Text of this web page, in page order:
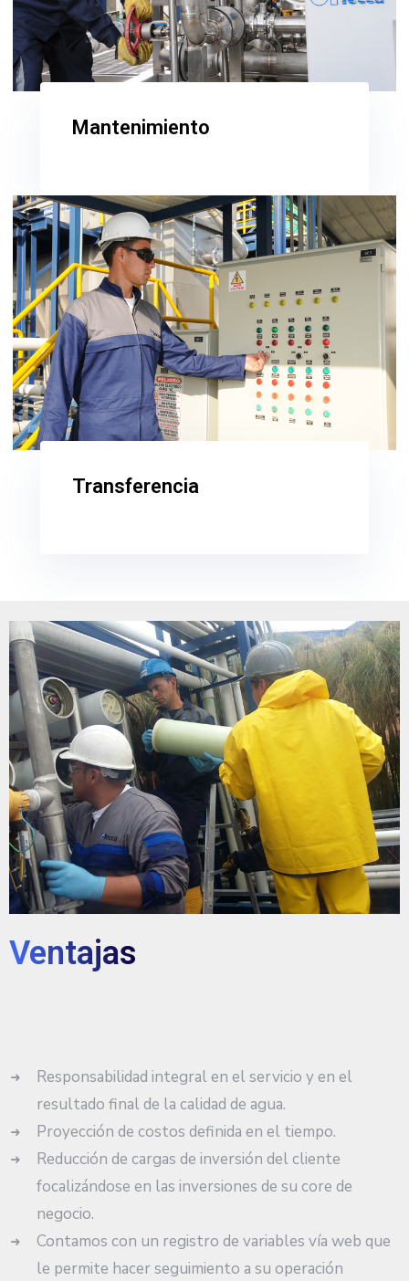
Mantenimiento
Transferencia
Ventajas
Responsabilidad integral en el servicio y en el
resultado final de la calidad de agua.
Proyección de costos definida en el tiempo.
Reducción de cargas de inversión del cliente
focalizándose en las inversiones de su core de
negocio.
Contamos con un registro de variables vía web que
le permite hacer seguimiento a su operación